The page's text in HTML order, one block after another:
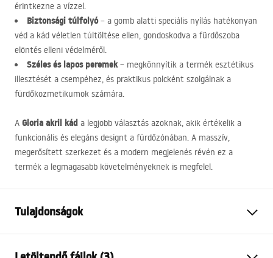
érintkezne a vízzel.
Biztonsági túlfolyó– a gomb alatti speciális nyílás hatékonyan
véd a kád véletlen túltöltése ellen, gondoskodva a fürdőszoba
elöntés elleni védelméről.
Széles és lapos peremek– megkönnyítik a termék esztétikus
illesztését a csempéhez, és praktikus polcként szolgálnak a
fürdőkozmetikumok számára.
A Gloria akril kád a legjobb választás azoknak, akik értékelik a
funkcionális és elegáns designt a fürdőzónában. A masszív,
megerősített szerkezet és a modern megjelenés révén ez a
termék a legmagasabb követelményeknek is megfelel.
Tulajdonságok